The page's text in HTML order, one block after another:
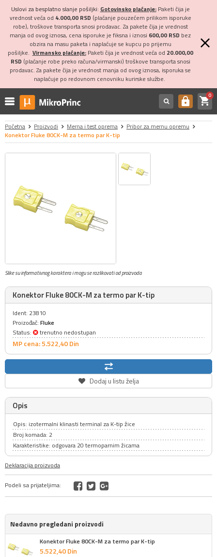
Uslovi za besplatno slanje pošiljki: Gotovinsko plaćanje:Paketi čija je
vrednost veća od 4.000,00 RSD (plaćanje pouzećem prilikom isporuke
robe), troškove transporta snosi prodavac. Za pakete čija je vrednost
manja od ovog iznosa, cena isporuke je fiksna i iznosi 600,00 RSD bez
obzira na masu paketa i naplaćuje se kupcu po prijemu
pošiljke. Virmansko plaćanje:Paketi čija je vrednost veća od 20.000,00
RSD (plaćanje robe preko računa/virmanski) troškove transporta snosi
prodavac. Za pakete čija je vrednost manja od ovog iznosa, isporuka se
naplaćuje po redovnom cenovniku kurirske službe.
https shopping_cart0
Početna Proizvodi Merna i test oprema
Pribor za mernu opremu
Konektor Fluke 80CK-M za termo par K-tip
Slike su informativnog karaktera i mogu se razlikovati od proizvoda
Konektor Fluke 80CK-M za termo par K-tip
Ident: 23810
Proizođač: Fluke
Status:
trenutno nedostupan
MP cena: 5.522,40Din
Dodaj u listu želja
Opis
Opis: izotermalni klinasti terminal za K-tip žice
Broj komada: 2
Karakteristike: odgovara 20 termoparnim žicama
Deklaracija proizvoda
Podeli sa prijateljima:
Nedavno pregledani proizvodi
Konektor Fluke 80CK-M za termo par K-tip
5.522,40Din